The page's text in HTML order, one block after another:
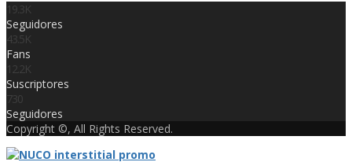
19.3K
Seguidores
43.5K
Fans
12.2K
Suscriptores
730
Seguidores
Copyright ©, All Rights Reserved.